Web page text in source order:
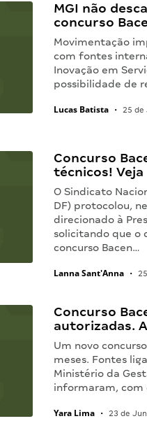
MGI não
concurso
Movimentação
com fontes
Inovação em
possibilidade de
Lucas Batista • 25 de
Concurso
técnicos! Veja
O Sindicato
DF) protocolou,
direcionado à
solicitando que o
concurso Bacen…
Lanna Sant'Anna •
Concurso
autorizadas.
Um novo
meses. Fontes
Ministério da
informaram, com
Yara Lima • 23 de